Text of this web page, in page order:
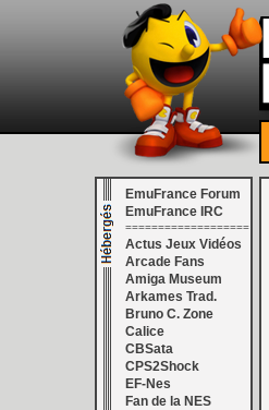
EmuFrance Forum
EmuFrance IRC
===================
Actus Jeux Vidéos
Arcade Fans
Amiga Museum
Arkames Trad.
Bruno C. Zone
Calice
CBSata
CPS2Shock
EF-Nes
Fan de la NES